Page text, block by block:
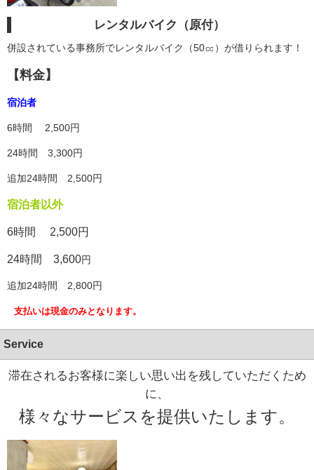
レンタルバイク（原付）
併設されている事務所でレンタルバイク（50㏄）が借りられます！
【料金】
宿泊者
6時間 2,500円
24時間 3,300円
追加24時間 2,500円
宿泊者以外
6時間 2,500円
24時間 3,600円
追加24時間 2,800円
支払いは現金のみとなります。
Service
滞在されるお客様に楽しい思い出を残していただくため
に、
様々なサービスを提供いたします。